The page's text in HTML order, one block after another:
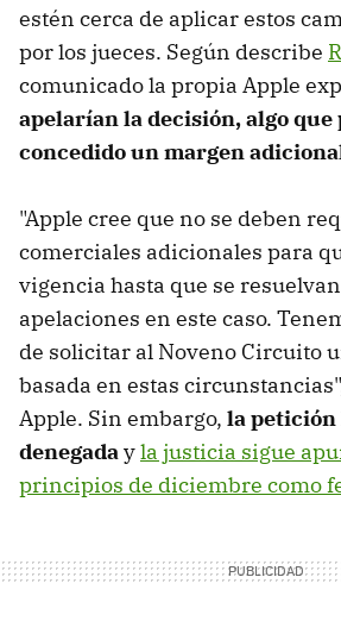
estén cerca de aplicar estos
por los jueces. Según describe
comunicado la propia Apple
apelarían la decisión, algo
concedido un margen
"Apple cree que no se deben
comerciales adicionales para
vigencia hasta que se
apelaciones en este caso.
de solicitar al Noveno Circuito
basada en estas
Apple. Sin embargo, la petición
denegadayla justicia sigue
principios de diciembre como